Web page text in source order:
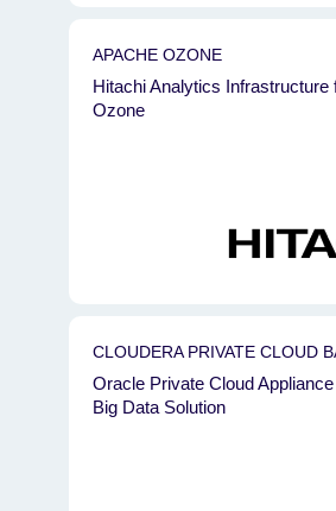
APACHE OZONE
Hitachi Analytics Infrastructure
Ozone
CLOUDERA PRIVATE CLOUD
Oracle Private Cloud
Big Data Solution